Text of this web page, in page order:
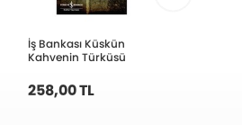
İş Bankası Küskün
Kahvenin Türküsü
258,00 TL